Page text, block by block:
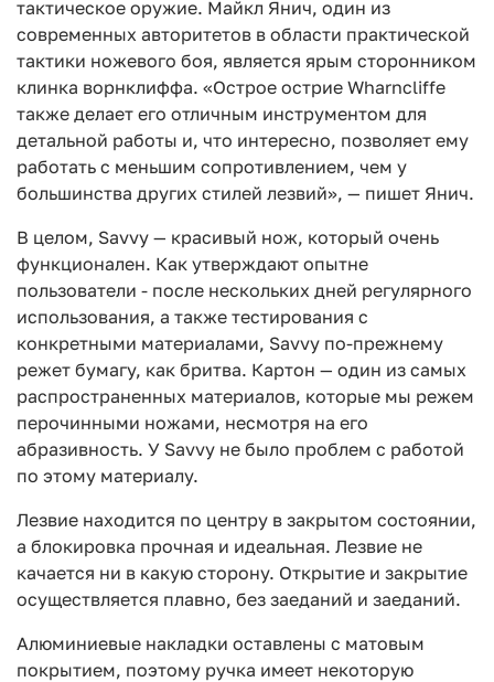
тактическое оружие. Майкл Янич, один из
современных авторитетов в области практической
тактики ножевого боя, является ярым сторонником
клинка ворнклиффа. «Острое острие Wharncliffe
также делает его отличным инструментом для
детальной работы и, что интересно, позволяет ему
работать с меньшим сопротивлением, чем у
большинства других стилей лезвий», — пишет Янич.
В целом, Savvy — красивый нож, который очень
функционален. Как утверждают опытне
пользователи - после нескольких дней регулярного
использования, а также тестирования с
конкретными материалами, Savvy по-прежнему
режет бумагу, как бритва. Картон — один из самых
распространенных материалов, которые мы режем
перочинными ножами, несмотря на его
абразивность. У Savvy не было проблем с работой
по этому материалу.
Лезвие находится по центру в закрытом состоянии,
а блокировка прочная и идеальная. Лезвие не
качается ни в какую сторону. Открытие и закрытие
осуществляется плавно, без заеданий и заеданий.
Алюминиевые накладки оставлены с матовым
покрытием, поэтому ручка имеет некоторую